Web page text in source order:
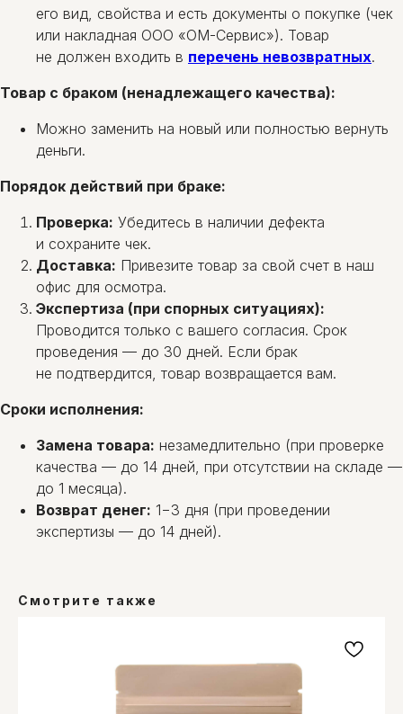
его вид, свойства и есть документы о покупке (чек
или накладная ООО «ОМ-Сервис»). Товар
не должен входить в перечень невозвратных.
Товар с браком (ненадлежащего качества):
Можно заменить на новый или полностью вернуть
деньги.
Порядок действий при браке:
Проверка: Убедитесь в наличии дефекта
и сохраните чек.
Доставка: Привезите товар за свой счет в наш
офис для осмотра.
Экспертиза (при спорных ситуациях):
Проводится только с вашего согласия. Срок
проведения — до 30 дней. Если брак
не подтвердится, товар возвращается вам.
Сроки исполнения:
Замена товара: незамедлительно (при проверке
качества — до 14 дней, при отсутствии на складе —
до 1 месяца).
Возврат денег: 1−3 дня (при проведении
экспертизы — до 14 дней).
Смотрите также